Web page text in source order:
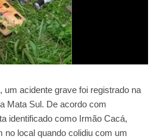
um acidente grave foi registrado na
Mata Sul. De acordo com
identificado como Irmão Cacá,
no local quando colidiu com um